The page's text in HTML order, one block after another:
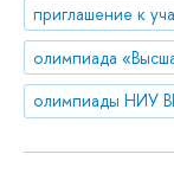
приглашение к
олимпиада
олимпиады НИУ